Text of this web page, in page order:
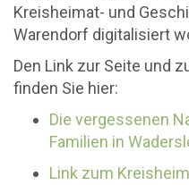
Kreisheimat- und
Warendorf digitalisiert
Den Link zur Seite und
finden Sie hier:
Die vergessenen
Familien in
Link zum